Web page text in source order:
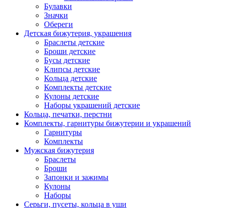
Булавки
Значки
Обереги
Детская бижутерия, украшения
Браслеты детские
Броши детские
Бусы детские
Клипсы детские
Кольца детские
Комплекты детские
Кулоны детские
Наборы украшений детские
Кольца, печатки, перстни
Комплекты, гарнитуры бижутерии и украшений
Гарнитуры
Комплекты
Мужская бижутерия
Браслеты
Броши
Запонки и зажимы
Кулоны
Наборы
Серьги, пусеты, кольца в уши